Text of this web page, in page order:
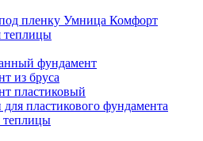
пленку Умница Комфорт
теплицы
фундамент
из бруса
пластиковый
пластикового фундамента
теплицы